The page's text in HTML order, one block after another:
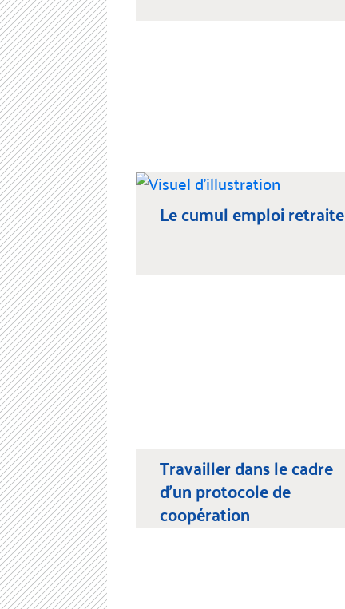
Le cumul emploi retraite
Travailler dans le cadre
d’un protocole de
coopération